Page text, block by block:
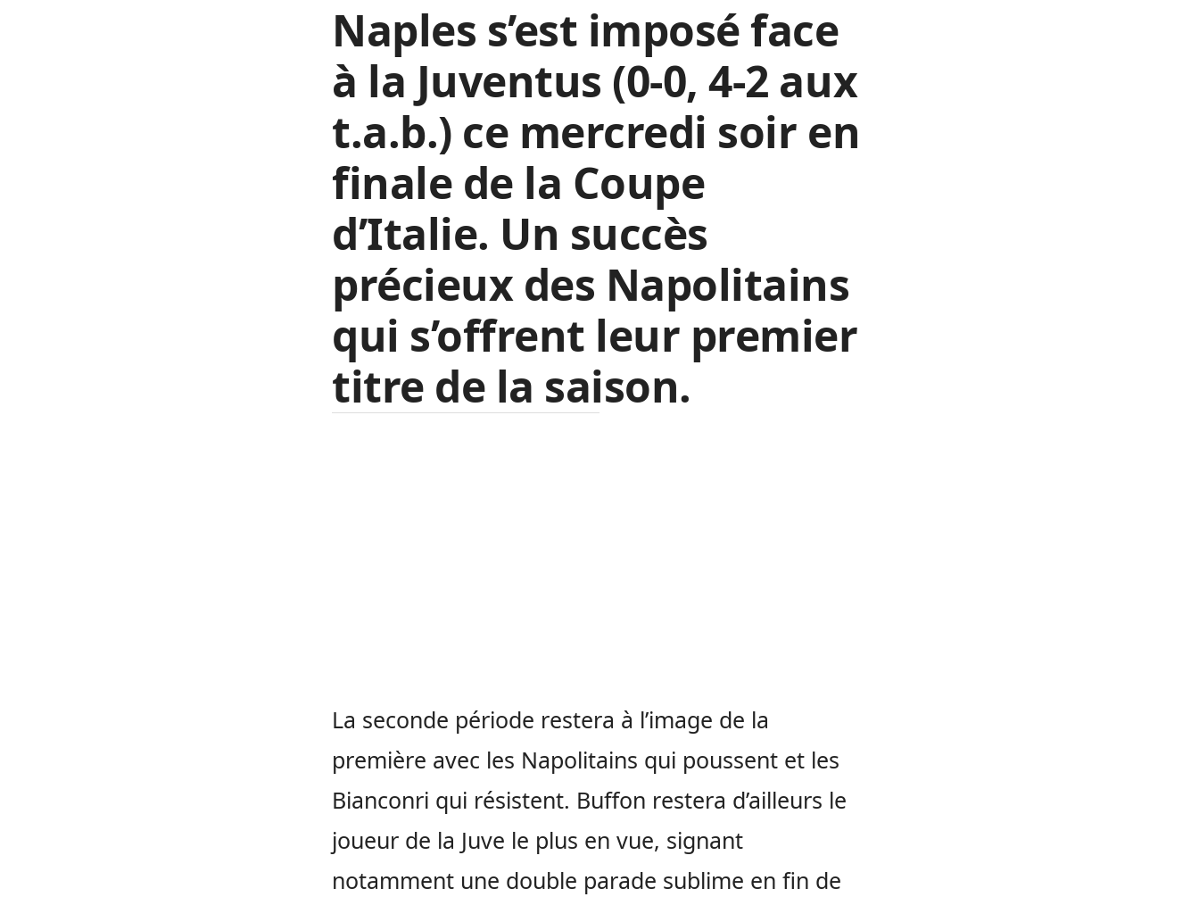
Naples s’est imposé face
à la Juventus (0-0, 4-2 aux
t.a.b.) ce mercredi soir en
finale de la Coupe
d’Italie. Un succès
précieux des Napolitains
qui s’offrent leur premier
titre de la saison.
La seconde période restera à l’image de la
première avec les Napolitains qui poussent et les
Bianconri qui résistent. Buffon restera d’ailleurs le
joueur de la Juve le plus en vue, signant
notamment une double parade sublime en fin de